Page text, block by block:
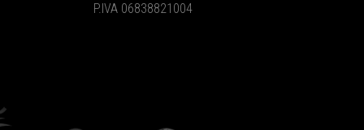
P.IVA 06838821004